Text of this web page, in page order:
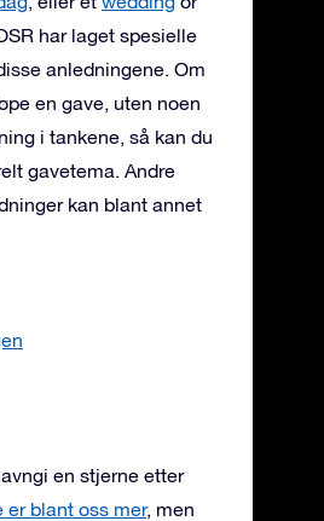
har laget spesielle
anledningene. Om
en gave, uten noen
i tankene, så kan du
gavetema. Andre
kan blant annet
en stjerne etter
er blant oss mer, men